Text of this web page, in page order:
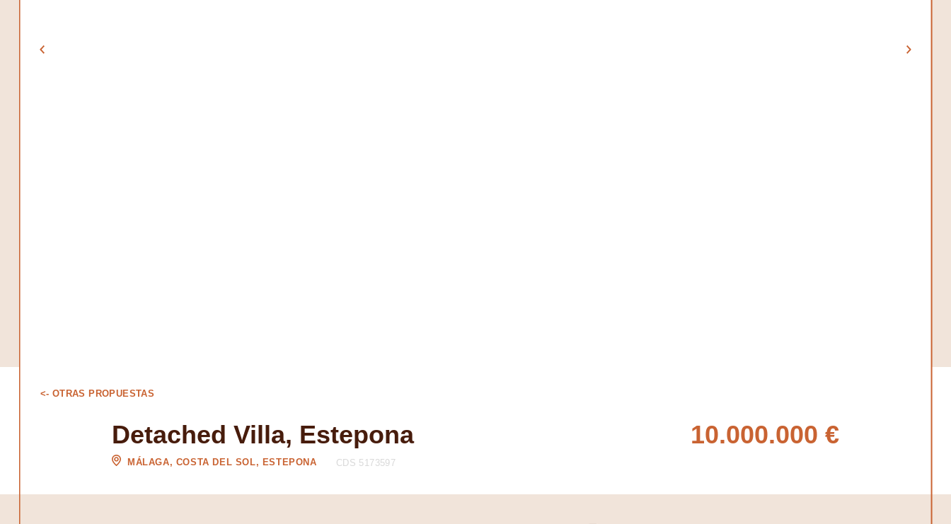
<- OTRAS PROPUESTAS
Detached Villa, Estepona
MÁLAGA, COSTA DEL SOL, ESTEPONA CDS 5173597
10.000.000 €